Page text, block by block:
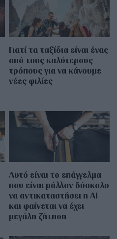
Γιατί τα ταξίδια είναι ένας
από τους καλύτερους
τρόπους για να κάνουμε
νέες φιλίες
Αυτό είναι το επάγγελμα
που είναι μάλλον δύσκολο
να αντικαταστήσει η AI
και φαίνεται να έχει
μεγάλη ζήτηση